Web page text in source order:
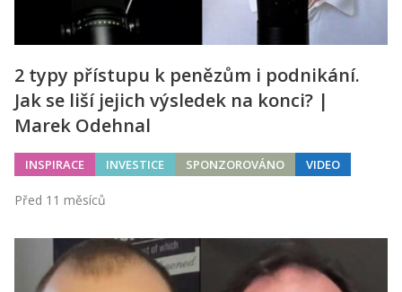
2 typy přístupu k penězům i podnikání.
Jak se liší jejich výsledek na konci? |
Marek Odehnal
INSPIRACE INVESTICE SPONZOROVÁNO VIDEO
Před 11 měsíců